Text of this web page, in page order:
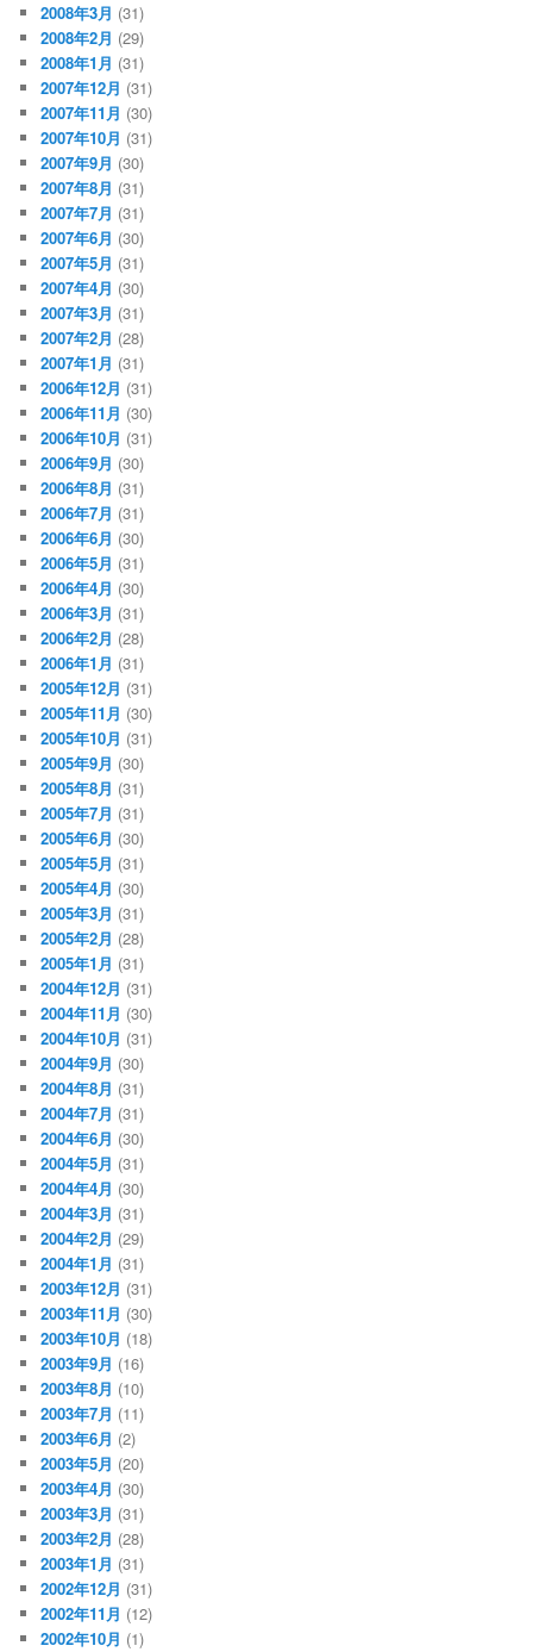
2008年3月 (31)
2008年2月 (29)
2008年1月 (31)
2007年12月 (31)
2007年11月 (30)
2007年10月 (31)
2007年9月 (30)
2007年8月 (31)
2007年7月 (31)
2007年6月 (30)
2007年5月 (31)
2007年4月 (30)
2007年3月 (31)
2007年2月 (28)
2007年1月 (31)
2006年12月 (31)
2006年11月 (30)
2006年10月 (31)
2006年9月 (30)
2006年8月 (31)
2006年7月 (31)
2006年6月 (30)
2006年5月 (31)
2006年4月 (30)
2006年3月 (31)
2006年2月 (28)
2006年1月 (31)
2005年12月 (31)
2005年11月 (30)
2005年10月 (31)
2005年9月 (30)
2005年8月 (31)
2005年7月 (31)
2005年6月 (30)
2005年5月 (31)
2005年4月 (30)
2005年3月 (31)
2005年2月 (28)
2005年1月 (31)
2004年12月 (31)
2004年11月 (30)
2004年10月 (31)
2004年9月 (30)
2004年8月 (31)
2004年7月 (31)
2004年6月 (30)
2004年5月 (31)
2004年4月 (30)
2004年3月 (31)
2004年2月 (29)
2004年1月 (31)
2003年12月 (31)
2003年11月 (30)
2003年10月 (18)
2003年9月 (16)
2003年8月 (10)
2003年7月 (11)
2003年6月 (2)
2003年5月 (20)
2003年4月 (30)
2003年3月 (31)
2003年2月 (28)
2003年1月 (31)
2002年12月 (31)
2002年11月 (12)
2002年10月 (1)